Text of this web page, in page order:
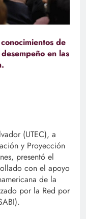
de
en las
(UTEC), a
y Proyección
presentó el
con el apoyo
de la
por la Red por